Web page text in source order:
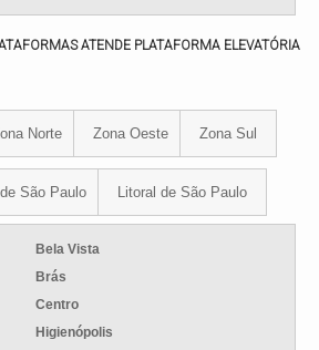
ATENDE PLATAFORMA ELEVATÓRIA
Norte Zona Oeste Zona Sul
São Paulo Litoral de São Paulo
Bela Vista
Brás
Centro
Higienópolis